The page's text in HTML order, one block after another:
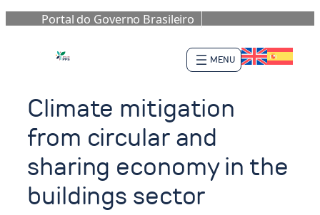
Portal do Governo Brasileiro
para
o
Climate mitigation
from circular and
sharing economy in the
buildings sector